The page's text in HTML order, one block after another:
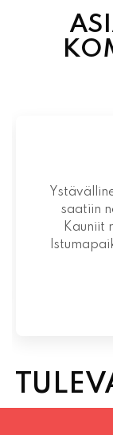
saatiin
Kauniit